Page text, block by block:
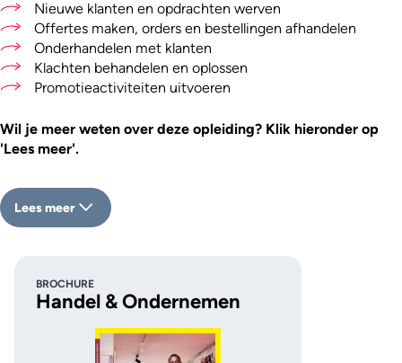
Nieuwe klanten en opdrachten werven
Offertes maken, orders en bestellingen afhandelen
Onderhandelen met klanten
Klachten behandelen en oplossen
Promotieactiviteiten uitvoeren
Wil je meer weten over deze opleiding? Klik hieronder op
'Lees meer'.
Lees meer
BROCHURE
Handel & Ondernemen